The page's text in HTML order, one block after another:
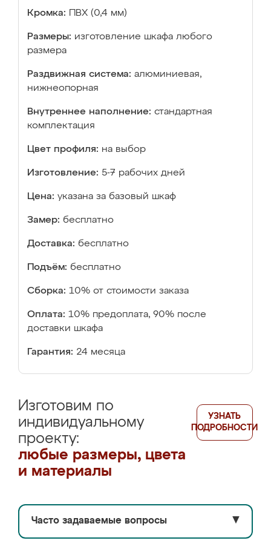
Кромка: ПВХ (0,4 мм)
Размеры: изготовление шкафа любого
размера
Раздвижная система: алюминиевая,
нижнеопорная
Внутреннее наполнение: стандартная
комплектация
Цвет профиля: на выбор
Изготовление: 5-7 рабочих дней
Цена: указана за базовый шкаф
Замер: бесплатно
Доставка: бесплатно
Подъём: бесплатно
Сборка: 10% от стоимости заказа
Оплата: 10% предоплата, 90% после
доставки шкафа
Гарантия: 24 месяца
Изготовим по
индивидуальному
проекту:
любые размеры, цвета
и материалы
УЗНАТЬ
ПОДРОБНОСТИ
Часто задаваемые вопросы ▼